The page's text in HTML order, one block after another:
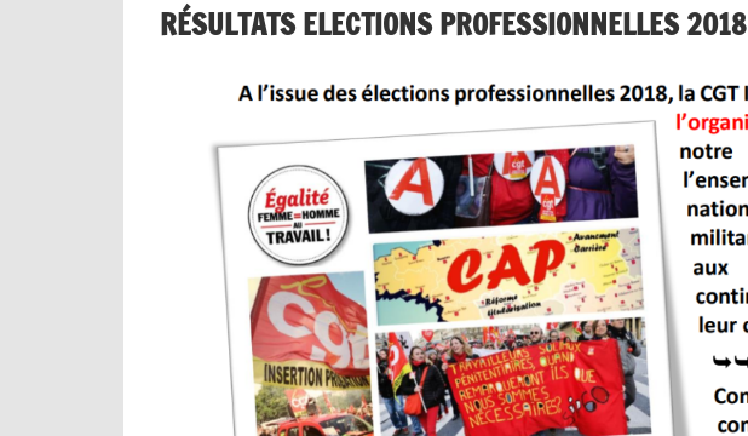
RÉSULTATS ELECTIONS PROFESSIONNELLES 2018